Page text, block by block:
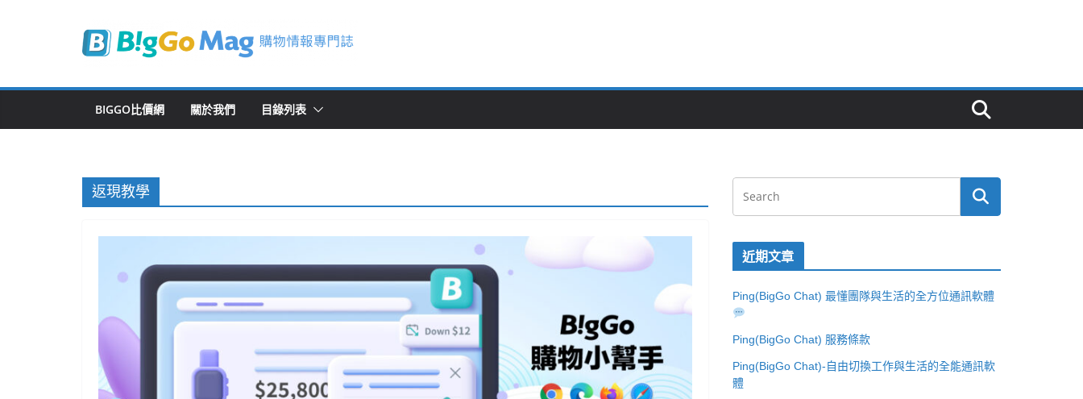
BIGGO比價網 關於我們 目錄列表
返現教學
近期文章
Ping(BigGo Chat) 最懂團隊與生活的全方位通訊軟體
Ping(BigGo Chat) 服務條款
Ping(BigGo Chat)-自由切換工作與生活的全能通訊軟
體